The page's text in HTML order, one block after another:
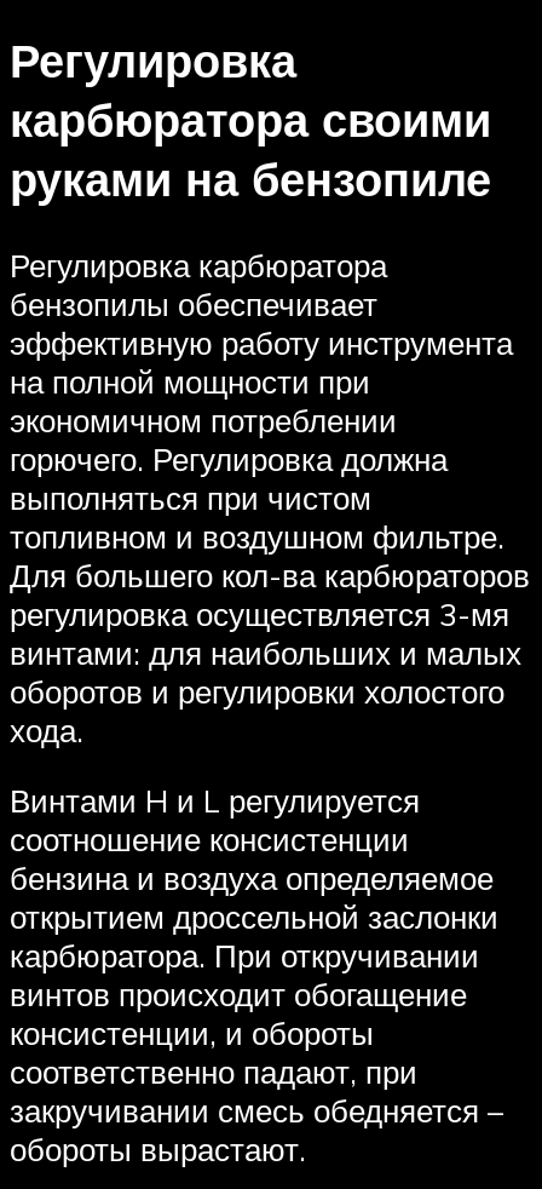
Регулировка
карбюратора своими
руками на бензопиле
Регулировка карбюратора
бензопилы обеспечивает
эффективную работу инструмента
на полной мощности при
экономичном потреблении
горючего. Регулировка должна
выполняться при чистом
топливном и воздушном фильтре.
Для большего кол-ва карбюраторов
регулировка осуществляется 3-мя
винтами: для наибольших и малых
оборотов и регулировки холостого
хода.
Винтами H и L регулируется
соотношение консистенции
бензина и воздуха определяемое
открытием дроссельной заслонки
карбюратора. При откручивании
винтов происходит обогащение
консистенции, и обороты
соответственно падают, при
закручивании смесь обедняется –
обороты вырастают.